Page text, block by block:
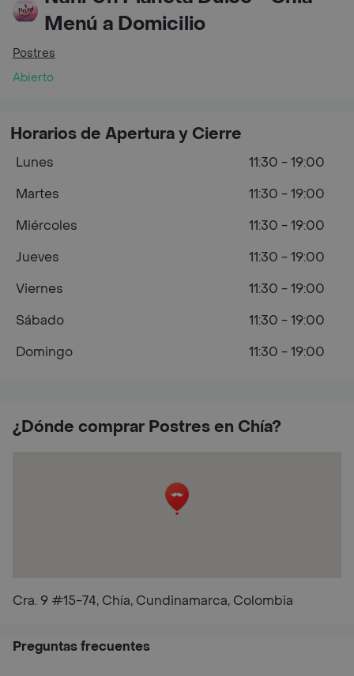
Menú a Domicilio
Postres
Abierto
¿Dónde comprar Postres en Chía?
Cra. 9 #15-74, Chía, Cundinamarca, Colombia
Horarios de Apertura y Cierre
Lunes
11:30 - 19:00
Martes
11:30 - 19:00
Miércoles
11:30 - 19:00
Jueves
11:30 - 19:00
Viernes
11:30 - 19:00
Sábado
11:30 - 19:00
Domingo
11:30 - 19:00
Preguntas frecuentes